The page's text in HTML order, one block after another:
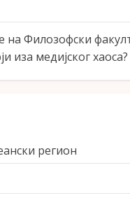
на Филозофски
иза медијског хаоса?
регион